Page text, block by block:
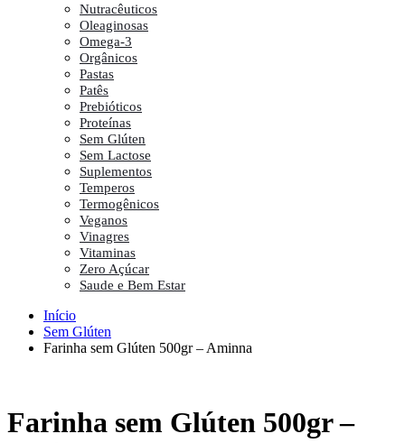
Nutracêuticos
Oleaginosas
Omega-3
Orgânicos
Pastas
Patês
Prebióticos
Proteínas
Sem Glúten
Sem Lactose
Suplementos
Temperos
Termogênicos
Veganos
Vinagres
Vitaminas
Zero Açúcar
Saude e Bem Estar
Início
Sem Glúten
Farinha sem Glúten 500gr – Aminna
Farinha sem Glúten 500gr –